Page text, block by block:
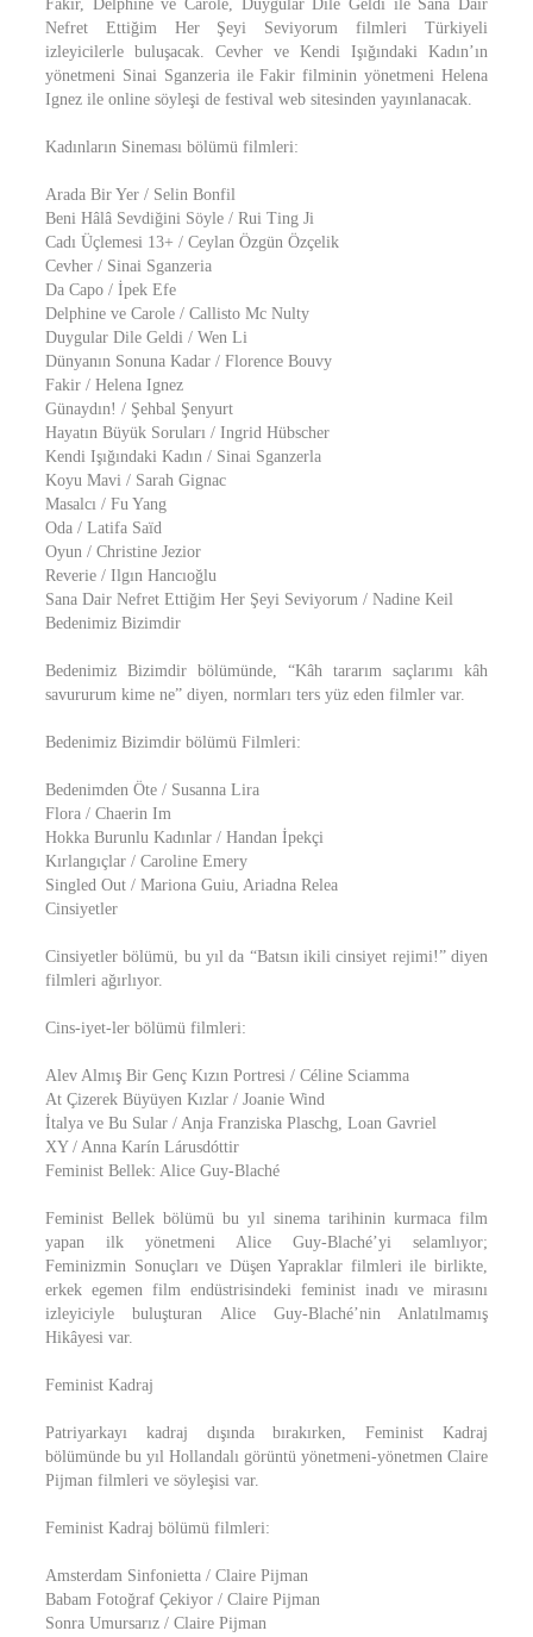
Fakir, Delphine ve Carole, Duygular Dile Geldi ile Sana Dair
Nefret Ettiğim Her Şeyi Seviyorum filmleri Türkiyeli
izleyicilerle buluşacak. Cevher ve Kendi Işığındaki Kadın’ın
yönetmeni Sinai Sganzeria ile Fakir filminin yönetmeni Helena
Ignez ile online söyleşi de festival web sitesinden yayınlanacak.
Kadınların Sineması bölümü filmleri:
Arada Bir Yer / Selin Bonfil
Beni Hâlâ Sevdiğini Söyle / Rui Ting Ji
Cadı Üçlemesi 13+ / Ceylan Özgün Özçelik
Cevher / Sinai Sganzeria
Da Capo / İpek Efe
Delphine ve Carole / Callisto Mc Nulty
Duygular Dile Geldi / Wen Li
Dünyanın Sonuna Kadar / Florence Bouvy
Fakir / Helena Ignez
Günaydın! / Şehbal Şenyurt
Hayatın Büyük Soruları / Ingrid Hübscher
Kendi Işığındaki Kadın / Sinai Sganzerla
Koyu Mavi / Sarah Gignac
Masalcı / Fu Yang
Oda / Latifa Saïd
Oyun / Christine Jezior
Reverie / Ilgın Hancıoğlu
Sana Dair Nefret Ettiğim Her Şeyi Seviyorum / Nadine Keil
Bedenimiz Bizimdir
Bedenimiz Bizimdir bölümünde, “Kâh tararım saçlarımı kâh
savururum kime ne” diyen, normları ters yüz eden filmler var.
Bedenimiz Bizimdir bölümü Filmleri:
Bedenimden Öte / Susanna Lira
Flora / Chaerin Im
Hokka Burunlu Kadınlar / Handan İpekçi
Kırlangıçlar / Caroline Emery
Singled Out / Mariona Guiu, Ariadna Relea
Cinsiyetler
Cinsiyetler bölümü, bu yıl da “Batsın ikili cinsiyet rejimi!” diyen
filmleri ağırlıyor.
Cins-iyet-ler bölümü filmleri:
Alev Almış Bir Genç Kızın Portresi / Céline Sciamma
At Çizerek Büyüyen Kızlar / Joanie Wind
İtalya ve Bu Sular / Anja Franziska Plaschg, Loan Gavriel
XY / Anna Karín Lárusdóttir
Feminist Bellek: Alice Guy-Blaché
Feminist Bellek bölümü bu yıl sinema tarihinin kurmaca film
yapan ilk yönetmeni Alice Guy-Blaché’yi selamlıyor;
Feminizmin Sonuçları ve Düşen Yapraklar filmleri ile birlikte,
erkek egemen film endüstrisindeki feminist inadı ve mirasını
izleyiciyle buluşturan Alice Guy-Blaché’nin Anlatılmamış
Hikâyesi var.
Feminist Kadraj
Patriyarkayı kadraj dışında bırakırken, Feminist Kadraj
bölümünde bu yıl Hollandalı görüntü yönetmeni-yönetmen Claire
Pijman filmleri ve söyleşisi var.
Feminist Kadraj bölümü filmleri:
Amsterdam Sinfonietta / Claire Pijman
Babam Fotoğraf Çekiyor / Claire Pijman
Sonra Umursarız / Claire Pijman